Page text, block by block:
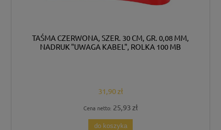
TAŚMA CZERWONA, SZER. 30 CM, GR. 0,08 MM,
NADRUK "UWAGA KABEL", ROLKA 100 MB
31,90 zł
Cena netto: 25,93 zł
do koszyka